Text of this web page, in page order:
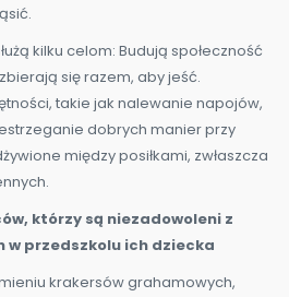
kilku celom: Budują społeczność
się razem, aby jeść.
takie jak nalewanie napojów,
dobrych manier przy
między posiłkami, zwłaszcza
którzy są niezadowoleni z
w przedszkolu ich dziecka
krakersów grahamowych,